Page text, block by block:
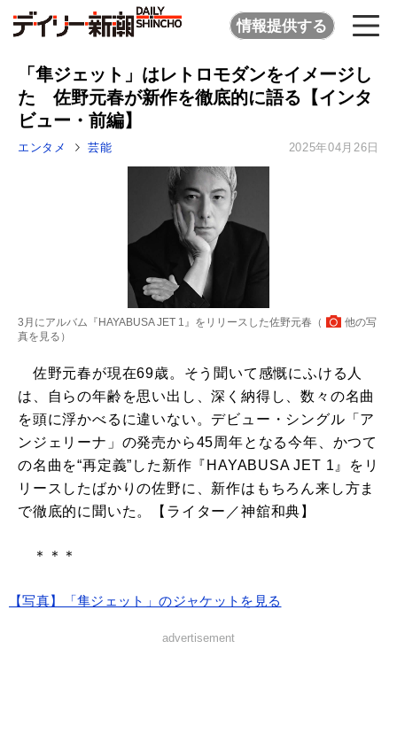
情報提供する
「隼ジェット」はレトロモダンをイメージし
た 佐野元春が新作を徹底的に語る【インタ
ビュー・前編】
エンタメ 芸能 2025年04月26日
3月にアルバム『HAYABUSA JET 1』をリリースした佐野元春（
他の写
真を見る ）
佐野元春が現在69歳。そう聞いて感慨にふける人
は、自らの年齢を思い出し、深く納得し、数々の名曲
を頭に浮かべるに違いない。デビュー・シングル「ア
ンジェリーナ」の発売から45周年となる今年、かつて
の名曲を“再定義”した新作『HAYABUSA JET 1』をリ
リースしたばかりの佐野に、新作はもちろん来し方ま
で徹底的に聞いた。【ライター／神舘和典】
＊＊＊
【写真】「隼ジェット」のジャケットを見る
advertisement